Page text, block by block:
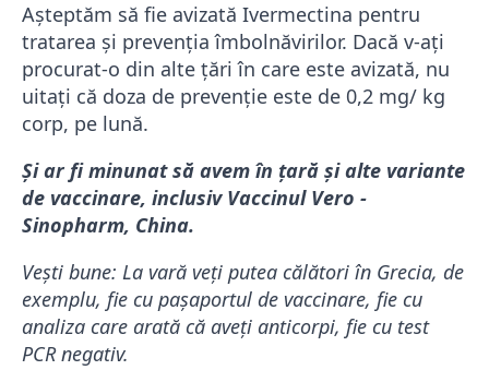
Așteptăm să fie avizată Ivermectina pentru
tratarea și prevenția îmbolnăvirilor. Dacă v-ați
procurat-o din alte țări în care este avizată, nu
uitați că doza de prevenție este de 0,2 mg/ kg
corp, pe lună.
Și ar fi minunat să avem în țară și alte variante
de vaccinare, inclusiv Vaccinul Vero -
Sinopharm, China.
Vești bune: La vară veți putea călători în Grecia, de
exemplu, fie cu pașaportul de vaccinare, fie cu
analiza care arată că aveți anticorpi, fie cu test
PCR negativ.